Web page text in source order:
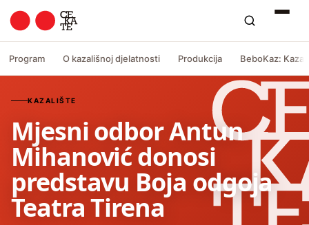
Program O kazališnoj djelatnosti Produkcija BeboKaz:
KAZALIŠTE
Mjesni odbor Antun
Mihanović donosi
predstavu Boja odgoja
Teatra Tirena